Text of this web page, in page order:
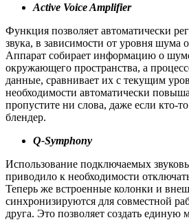
Active Voice Amplifier
Функция позволяет автоматически
звука, в зависимости от уровня шума
Аппарат собирает информацию о
окружающего пространства, а
данные, сравнивает их с текущим
необходимости автоматически
пропустите ни слова, даже если кто-
блендер.
Q-Symphony
Использование подключаемых
приводило к необходимости
Теперь же встроенные колонки и
синхронизируются для совместной
друга. Это позволяет создать